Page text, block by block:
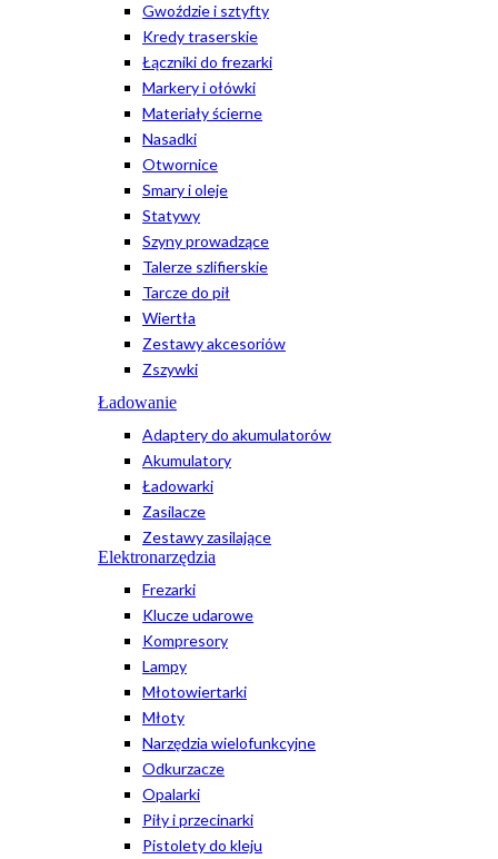
Gwoździe i sztyfty
Kredy traserskie
Łączniki do frezarki
Markery i ołówki
Materiały ścierne
Nasadki
Otwornice
Smary i oleje
Statywy
Szyny prowadzące
Talerze szlifierskie
Tarcze do pił
Wiertła
Zestawy akcesoriów
Zszywki
Ładowanie
Adaptery do akumulatorów
Akumulatory
Ładowarki
Zasilacze
Zestawy zasilające
Elektronarzędzia
Frezarki
Klucze udarowe
Kompresory
Lampy
Młotowiertarki
Młoty
Narzędzia wielofunkcyjne
Odkurzacze
Opalarki
Piły i przecinarki
Pistolety do kleju